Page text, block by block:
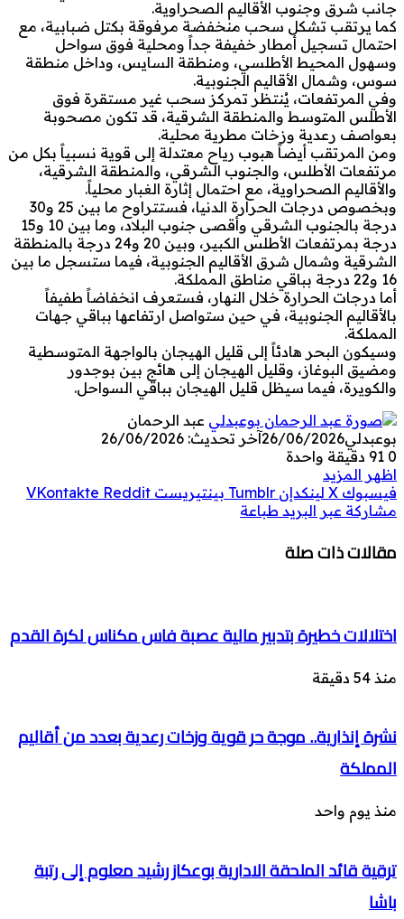
جانب شرق وجنوب الأقاليم الصحراوية.
كما يرتقب تشكل سحب منخفضة مرفوقة بكتل ضبابية، مع
احتمال تسجيل أمطار خفيفة جداً ومحلية فوق سواحل
وسهول المحيط الأطلسي، ومنطقة السايس، وداخل منطقة
سوس، وشمال الأقاليم الجنوبية.
وفي المرتفعات، يُنتظر تمركز سحب غير مستقرة فوق
الأطلس المتوسط والمنطقة الشرقية، قد تكون مصحوبة
بعواصف رعدية وزخات مطرية محلية.
ومن المرتقب أيضاً هبوب رياح معتدلة إلى قوية نسبياً بكل من
مرتفعات الأطلس، والجنوب الشرقي، والمنطقة الشرقية،
والأقاليم الصحراوية، مع احتمال إثارة الغبار محلياً.
وبخصوص درجات الحرارة الدنيا، فستتراوح ما بين 25 و30
درجة بالجنوب الشرقي وأقصى جنوب البلاد، وما بين 10 و15
درجة بمرتفعات الأطلس الكبير، وبين 20 و24 درجة بالمنطقة
الشرقية وشمال شرق الأقاليم الجنوبية، فيما ستسجل ما بين
16 و22 درجة بباقي مناطق المملكة.
أما درجات الحرارة خلال النهار، فستعرف انخفاضاً طفيفاً
بالأقاليم الجنوبية، في حين ستواصل ارتفاعها بباقي جهات
المملكة.
وسيكون البحر هادئاً إلى قليل الهيجان بالواجهة المتوسطية
ومضيق البوغاز، وقليل الهيجان إلى هائج بين بوجدور
والكويرة، فيما سيظل قليل الهيجان بباقي السواحل.
عبد الرحمان
بوعبدلي26/06/2026آخر تحديث: 26/06/2026
0
دقيقة واحدة
اظهر المزيد
فيسبوك ‫X لينكدإن بينتيريست
مشاركة عبر البريد طباعة
مقالات ذات صلة
اختلالات خطيرة بتدبير مالية عصبة فاس مكناس لكرة القدم
منذ 54 دقيقة
نشرة إنذارية.. موجة حر قوية وزخات رعدية بعدد من أقاليم
المملكة
منذ يوم واحد
ترقية قائد الملحقة الادارية بوعكاز رشيد معلوم إلى رتبة
باشا